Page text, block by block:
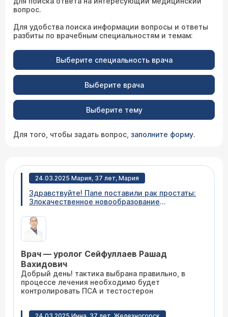
вопрос.
Для удобства поиска информации вопросы и ответы
разбиты по врачебным специальностям и темам:
Выберите специальность врача
Выберите врача
Выберите тему
Для того, чтобы задать вопрос, заполните форму.
24.03.2025 Мария, 37 лет, Мария
Здравствуйте! Папе поставили рак простаты:
Злокачественное новообразование
клинический диагноз: Ацинарная
аденокарцинома предстательной железы
Глисон 3+4=7 сТ2сN1М1 4 ст (по МРТ, КТ -
наружного подвздошного л/у, очаг в
седалищной кости слева, ОСГ: Участок
гиперфиксации РФП в проекции правого
крестцово-подвздошного сочленения). У меня
вызывают сомнения метастазы в костях По кт:
Глыбчатый очаг в теле левой седалищной
энхондрома. по мрт: В левой седалищной
Врач — уролог Сейфуллаев Рашад
Вахидович
Добрый день! тактика выбрана правильно, в
процессе лечения необходимо будет
контролировать ПСА и тестостерон